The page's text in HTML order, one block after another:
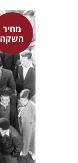
מחיר
השקה